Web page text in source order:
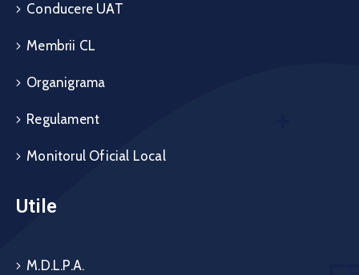
Conducere UAT
Membrii CL
Organigrama
Regulament
Monitorul Oficial Local
Utile
M.D.L.P.A.